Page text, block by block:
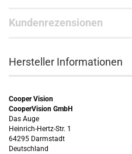
Kundenrezensionen
Hersteller Informationen
Cooper Vision
CooperVision GmbH
Das Auge
Heinrich-Hertz-Str. 1
64295 Darmstadt
Deutschland